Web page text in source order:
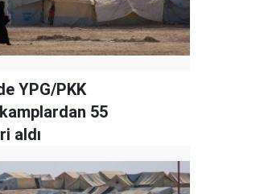
YPG/PKK
55
aldı